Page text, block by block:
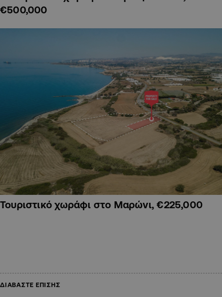
€500,000
Τουριστικό χωράφι στο Μαρώνι, €225,000
ΔΙΑΒΑΣΤΕ ΕΠΙΣΗΣ